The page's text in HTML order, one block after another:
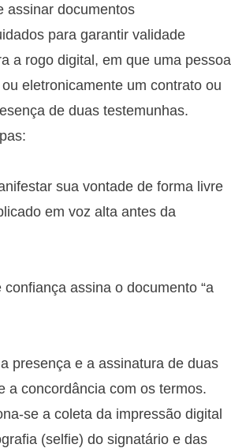
assinar documentos
para garantir validade
a rogo digital, em que uma pessoa
eletronicamente um contrato ou
de duas testemunhas.
sua vontade de forma livre
em voz alta antes da
assina o documento “a
presença e a assinatura de duas
a concordância com os termos.
se a coleta da impressão digital
(selfie) do signatário e das